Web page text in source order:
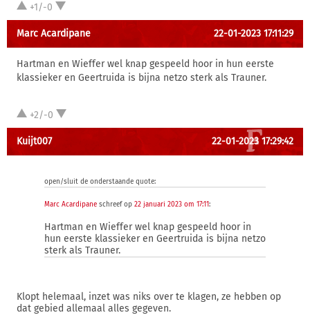
+1/-0
Marc Acardipane 22-01-2023 17:11:29
Hartman en Wieffer wel knap gespeeld hoor in hun eerste
klassieker en Geertruida is bijna netzo sterk als Trauner.
+2/-0
Kuijt007 22-01-2023 17:29:42
open/sluit de onderstaande quote:
Marc Acardipane schreef op 22 januari 2023 om 17:11:
Hartman en Wieffer wel knap gespeeld hoor in
hun eerste klassieker en Geertruida is bijna netzo
sterk als Trauner.
Klopt helemaal, inzet was niks over te klagen, ze hebben op
dat gebied allemaal alles gegeven.